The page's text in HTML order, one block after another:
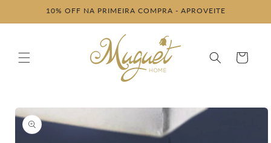
conteúdo
10% OFF NA PRIMEIRA COMPRA - APROVEITE
Carrinho
as
informações
do produto